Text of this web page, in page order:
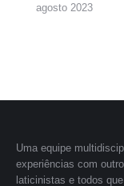
agosto 2023
Uma equipe
experiências com
laticinistas e todos